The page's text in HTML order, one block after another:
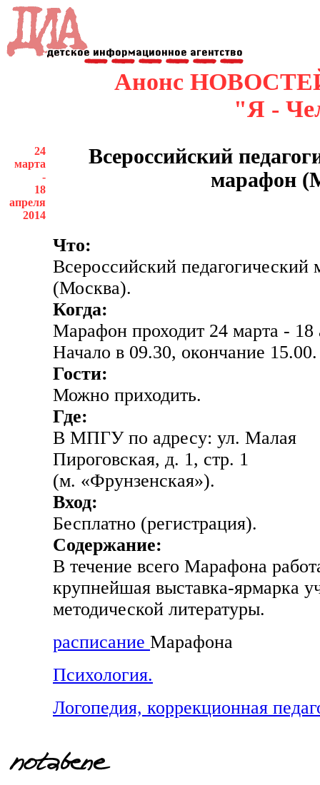
Анонс
"Я -
24
марта
-
18
апреля
2014
Всероссийский
марафон
Что:
Всероссийский педагогический
(Москва).
Когда:
Марафон проходит 24 марта - 18
Начало в 09.30, окончание 15.00.
Гости:
Можно приходить.
Где:
В МПГУ по адресу: ул. Малая
Пироговская, д. 1, стр. 1
(м. «Фрунзенская»).
Вход:
Бесплатно (регистрация).
Содержание:
В течение всего Марафона
крупнейшая выставка-ярмарка
методической литературы.
расписание Марафона
Психология.
Логопедия, коррекционная